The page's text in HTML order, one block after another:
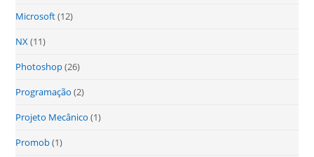
Microsoft(12)
NX(11)
Photoshop(26)
Programação (2)
Projeto Mecânico (1)
Promob(1)